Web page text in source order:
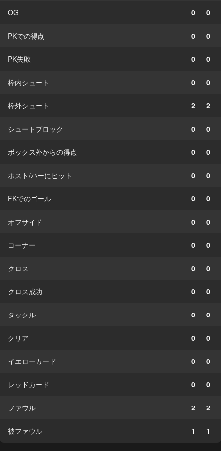
OG 0 0
PKでの得点 0 0
PK失敗 0 0
枠内シュート 0 0
枠外シュート 2 2
シュートブロック 0 0
ボックス外からの得点 0 0
ポスト/バーにヒット 0 0
FKでのゴール 0 0
オフサイド 0 0
コーナー 0 0
クロス 0 0
クロス成功 0 0
タックル 0 0
クリア 0 0
イエローカード 0 0
レッドカード 0 0
ファウル 2 2
被ファウル 1 1